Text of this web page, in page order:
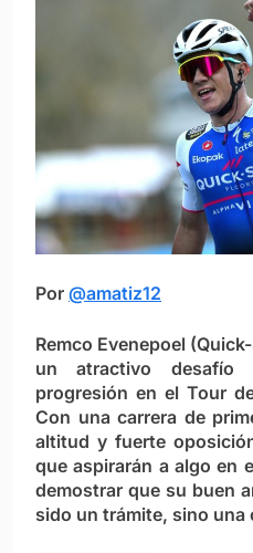
Por @amatiz12
Remco Evenepoel
un atractivo
progresión en el Tour
Con una carrera de
altitud y fuerte
que aspirarán a algo en
demostrar que su buen
sido un trámite, sino una